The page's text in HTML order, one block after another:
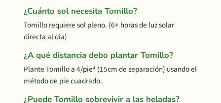
¿Cuánto sol necesita Tomillo?
Tomillo requiere sol pleno. (6+ horas de luz solar
directa al día)
¿A qué distancia debo plantar Tomillo?
Plante Tomillo a 4/pie² (15cm de separación) usando el
método de pie cuadrado.
¿Puede Tomillo sobrevivir a las heladas?